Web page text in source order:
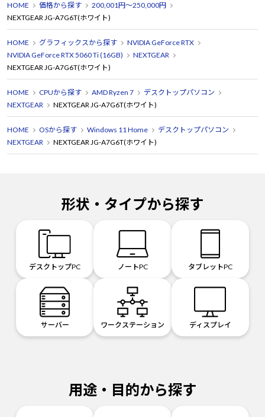
HOME 価格から探す
200,001円～250,000円
NEXTGEAR JG-A7G6T(ホワイト)
HOME グラフィックスから探す
NVIDIA GeForce RTX
NVIDIA GeForce RTX 5060 Ti (16GB)
NEXTGEAR
NEXTGEAR JG-A7G6T(ホワイト)
HOME CPUから探す AMD Ryzen 7
デスクトップパソコン
NEXTGEAR
NEXTGEAR JG-A7G6T(ホワイト)
HOME OSから探す Windows 11 Home
デスクトップパソコン
NEXTGEAR
NEXTGEAR JG-A7G6T(ホワイト)
形状・タイプから探す
デスクトップPC ノートPC タブレットPC
サーバー ワークステーション ディスプレイ
用途・目的から探す